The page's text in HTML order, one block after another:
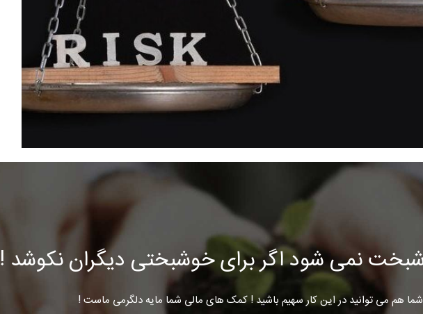
نمی شود اگر برای خوشبختی دیگران نکوشد !
شما هم می توانید در این کار سهیم باشید ! کمک های مالی شما مایه دلگرمی ماست !